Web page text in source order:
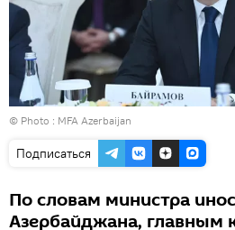
© Photo : MFA Azerbaijan
Подписаться
По словам министра
Азербайджана, главным